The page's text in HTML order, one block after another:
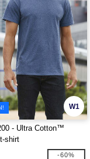
W1
- Ultra Cotton™
shirt
-60%